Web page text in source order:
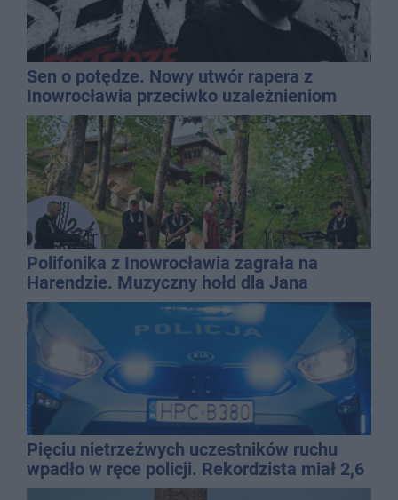
Sen o potędze. Nowy utwór rapera z
Inowrocławia przeciwko uzależnieniom
Polifonika z Inowrocławia zagrała na
Harendzie. Muzyczny hołd dla Jana
Kasprowicza
Pięciu nietrzeźwych uczestników ruchu
wpadło w ręce policji. Rekordzista miał 2,6
promila